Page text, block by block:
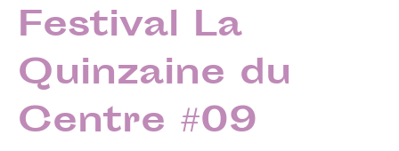
Festival La
Quinzaine du
Centre #09